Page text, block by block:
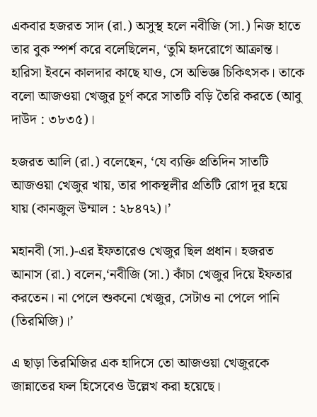
একবার হজরত সাদ (রা.) অসুস্থ হলে নবীজি (সা.) নিজ হাতে
তার বুক স্পর্শ করে বলেছিলেন, ‘তুমি হৃদরোগে আক্রান্ত।
হারিসা ইবনে কালদার কাছে যাও, সে অভিজ্ঞ চিকিৎসক। তাকে
বলো আজওয়া খেজুর চূর্ণ করে সাতটি বড়ি তৈরি করতে (আবু
দাউদ : ৩৮৩৫)।
হজরত আলি (রা.) বলেছেন, ‘যে ব্যক্তি প্রতিদিন সাতটি
আজওয়া খেজুর খায়, তার পাকস্থলীর প্রতিটি রোগ দূর হয়ে
যায় (কানজুল উম্মাল : ২৮৪৭২)।’
মহানবী (সা.)-এর ইফতারেও খেজুর ছিল প্রধান। হজরত
আনাস (রা.) বলেন,‘নবীজি (সা.) কাঁচা খেজুর দিয়ে ইফতার
করতেন। না পেলে শুকনো খেজুর, সেটাও না পেলে পানি
(তিরমিজি)।’
এ ছাড়া তিরমিজির এক হাদিসে তো আজওয়া খেজুরকে
জান্নাতের ফল হিসেবেও উল্লেখ করা হয়েছে।